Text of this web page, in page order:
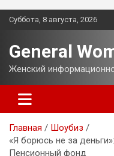
Перейти
Суббота, 8 августа, 2026
General
Женский
Главная
Шоубиз
«Я борюсь не за
Пенсионный фонд